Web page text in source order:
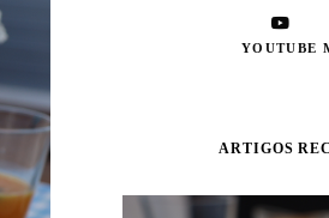
YOUTUBE
ARTIGOS